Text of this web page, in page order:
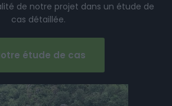
de notre projet dans un étude de
cas détaillée.
étude de cas